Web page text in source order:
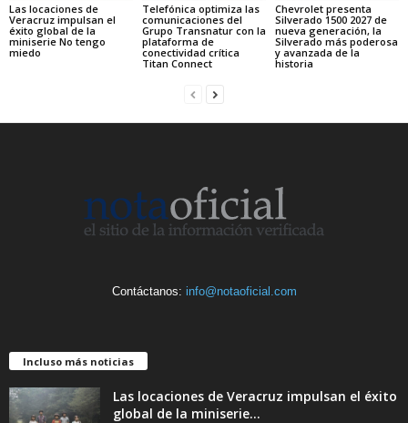
Las locaciones de
Veracruz impulsan el
éxito global de la
miniserie No tengo
miedo
Telefónica optimiza las
comunicaciones del
Grupo Transnatur con la
plataforma de
conectividad crítica
Titan Connect
Chevrolet presenta
Silverado 1500 2027 de
nueva generación, la
Silverado más poderosa
y avanzada de la
historia
Contáctanos: info@notaoficial.com
Incluso más noticias
Las locaciones de Veracruz impulsan el éxito
global de la miniserie...